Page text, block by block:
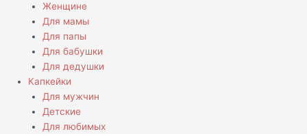
Женщине
Для мамы
Для папы
Для бабушки
Для дедушки
Капкейки
Для мужчин
Детские
Для любимых